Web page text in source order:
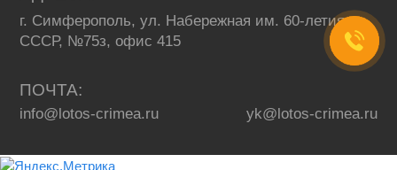
г. Симферополь, ул. Набережная им. 60-летия
СССР, №75з, офис 415
ПОЧТА
info@lotos-crimea.ru yk@lotos-crimea.ru